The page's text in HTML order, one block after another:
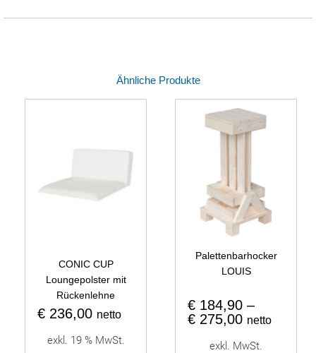
Ähnliche Produkte
CONIC CUP
Loungepolster mit
Rückenlehne
€ 236,00 netto
exkl. 19 % MwSt.
Palettenbarhocker
LOUIS
€ 184,90 –
€ 275,00 netto
exkl. MwSt.